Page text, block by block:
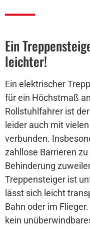
Ein
leichter!
Ein elektrischer
für ein Höchstmaß
Rollstuhlfahrer ist
leider auch mit
verbunden.
zahllose Barrieren
Behinderung
Treppensteiger ist
lässt sich leicht
Bahn oder im
kein